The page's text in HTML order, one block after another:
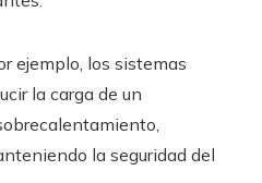
ejemplo, los sistemas
la carga de un
la seguridad del